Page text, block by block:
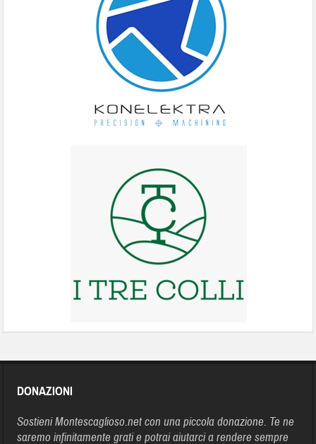
DONAZIONI
Sostieni Montescaglioso.net con una piccola donazione. Te ne
saremo infinitamente grati e potrai aiutarci a rendere sempre